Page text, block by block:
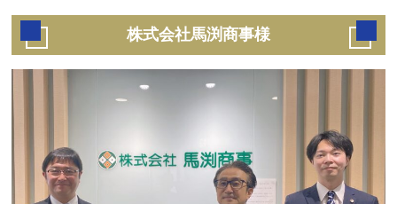
株式会社馬渕商事様